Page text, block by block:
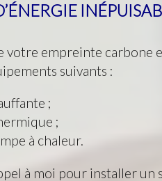
votre empreinte carbone
suivants :
;
;
à chaleur.
à moi pour installer